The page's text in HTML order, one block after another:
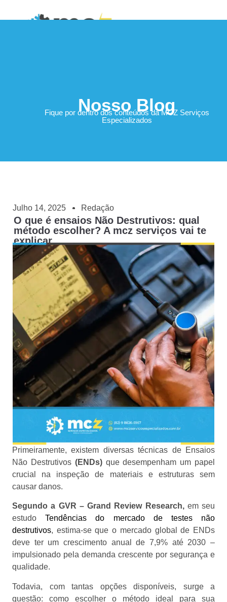
Nosso Blog
Fique por dentro dos conteúdos da MCZ Serviços
Especializados
Julho 14, 2025 Redação
O que é ensaios Não Destrutivos: qual
método escolher? A mcz serviços vai te
explicar
Primeiramente, existem diversas técnicas de Ensaios
Não Destrutivos (ENDs)que desempenham um papel
crucial na inspeção de materiais e estruturas sem
causar danos.
Segundo a GVR – Grand Review Research,em seu
estudoTendências do mercado de testes não
destrutivos, estima-se que o mercado global de ENDs
deve ter um crescimento anual de 7,9% até 2030 –
impulsionado pela demanda crescente por segurança e
qualidade.
Todavia, com tantas opções disponíveis, surge a
questão: como escolher o método ideal para sua